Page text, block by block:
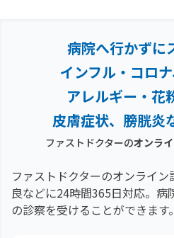
病院へ行かずに
インフル・コロナ
アレルギー・花
皮膚症状、膀胱炎
ファストドクターのオンラ
ファストドクターのオンライ
良などに24時間365日対応。 病
の診察を受けることができます。